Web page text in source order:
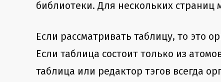
библиотеки. Для нескольких
Если рассматривать таблицу, то это
Если таблица состоит только из
таблица или редактор тэгов всегда